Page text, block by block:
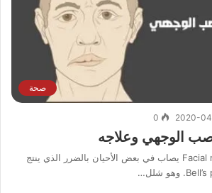
صحة
2020-
0
الوجهي وعلاجه
العصب الوجهي أو Facial nerve يصاب في بعض الأحيان بالضرر الذي ينتج